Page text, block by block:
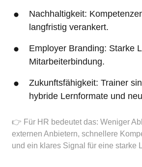
Nachhaltigkeit:
langfristig verankert.
Employer Branding: Starke
Mitarbeiterbindung.
Zukunftsfähigkeit: Trainer
hybride Lernformate und
👉 Für HR bedeutet das: Weniger
externen Anbietern, schnellere
und ein klares Signal für eine starke